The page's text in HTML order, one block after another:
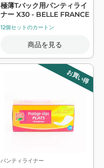
極薄Tバック用パンティライ
ナー X30 - BELLE FRANCE
12個セットのカートン
商品を見る
お買い得
パンティライナー